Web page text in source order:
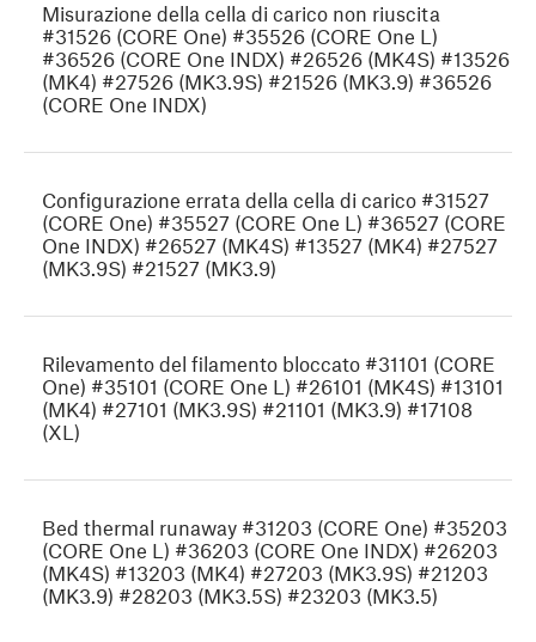
Misurazione della cella di carico non riuscita
#31526 (CORE One) #35526 (CORE One L)
#36526 (CORE One INDX) #26526 (MK4S) #13526
(MK4) #27526 (MK3.9S) #21526 (MK3.9) #36526
(CORE One INDX)
Configurazione errata della cella di carico #31527
(CORE One) #35527 (CORE One L) #36527 (CORE
One INDX) #26527 (MK4S) #13527 (MK4) #27527
(MK3.9S) #21527 (MK3.9)
Rilevamento del filamento bloccato #31101 (CORE
One) #35101 (CORE One L) #26101 (MK4S) #13101
(MK4) #27101 (MK3.9S) #21101 (MK3.9) #17108
(XL)
Bed thermal runaway #31203 (CORE One) #35203
(CORE One L) #36203 (CORE One INDX) #26203
(MK4S) #13203 (MK4) #27203 (MK3.9S) #21203
(MK3.9) #28203 (MK3.5S) #23203 (MK3.5)